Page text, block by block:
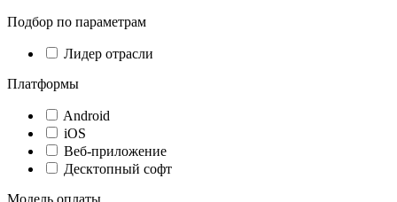
Подбор по параметрам
Лидер отрасли
Платформы
Android
iOS
Веб-приложение
Десктопный софт
Модель оплаты